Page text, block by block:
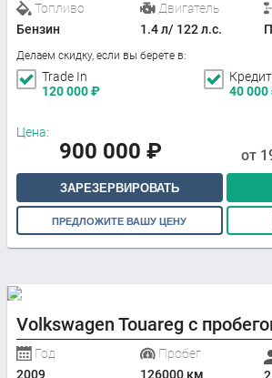
Топливо
Бензин
Двигатель
1.4 л/ 122 л.с.
Делаем скидку, если вы берете в:
Trade In
120 000₽
40 000
Цена:
900 000 ₽ от
ЗАРЕЗЕРВИРОВАТЬ
ПРЕДЛОЖИТЕ ВАШУ ЦЕНУ
Volkswagen Touareg с
Год
2009
Пробег
126000 км